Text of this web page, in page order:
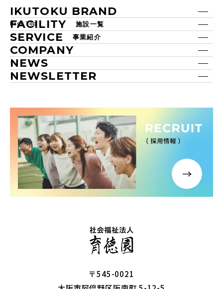
Page Top
〒545-0021
IKUTOKU BRAND
FACILITY
施設一覧
SERVICE 事業紹介
COMPANY
NEWS
NEWSLETTER